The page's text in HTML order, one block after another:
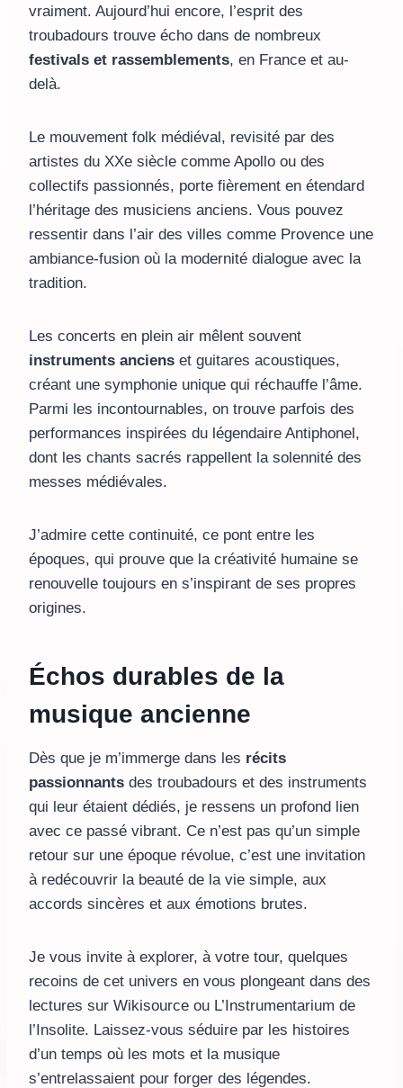
vraiment. Aujourd’hui encore, l’esprit des
troubadours trouve écho dans de nombreux
festivals et rassemblements, en France et au-
delà.
Le mouvement folk médiéval, revisité par des
artistes du XXe siècle comme Apollo ou des
collectifs passionnés, porte fièrement en étendard
l’héritage des musiciens anciens. Vous pouvez
ressentir dans l’air des villes comme Provence une
ambiance-fusion où la modernité dialogue avec la
tradition.
Les concerts en plein air mêlent souvent
instruments anciens et guitares acoustiques,
créant une symphonie unique qui réchauffe l’âme.
Parmi les incontournables, on trouve parfois des
performances inspirées du légendaire Antiphonel,
dont les chants sacrés rappellent la solennité des
messes médiévales.
J’admire cette continuité, ce pont entre les
époques, qui prouve que la créativité humaine se
renouvelle toujours en s’inspirant de ses propres
origines.
Échos durables de la
musique ancienne
Dès que je m’immerge dans les récits
passionnants des troubadours et des instruments
qui leur étaient dédiés, je ressens un profond lien
avec ce passé vibrant. Ce n’est pas qu’un simple
retour sur une époque révolue, c’est une invitation
à redécouvrir la beauté de la vie simple, aux
accords sincères et aux émotions brutes.
Je vous invite à explorer, à votre tour, quelques
recoins de cet univers en vous plongeant dans des
lectures sur Wikisource ou L’Instrumentarium de
l’Insolite. Laissez-vous séduire par les histoires
d’un temps où les mots et la musique
s’entrelassaient pour forger des légendes.